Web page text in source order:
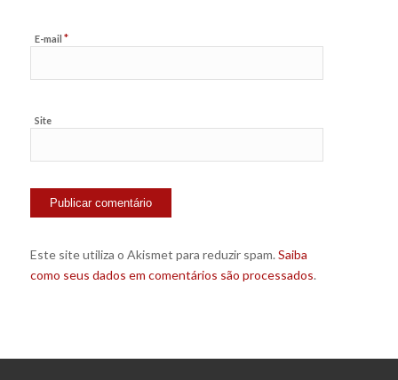
E-mail *
Site
Este site utiliza o Akismet para reduzir spam. Saiba
como seus dados em comentários são processados.